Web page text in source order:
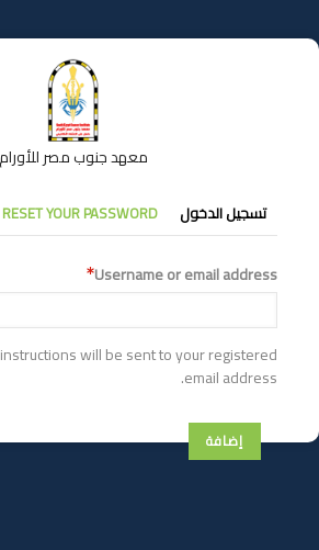
إلى
المحتوى
معهد جنوب مصر للأورام
التبويبات
الأساسية
تسجيل الدخول RESET YOUR PASSWORD
Username or email address
will be sent to your registered
email address.